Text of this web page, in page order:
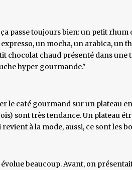
passe toujours bien: un petit
un mocha, un arabica, un
chocolat chaud présenté dans une
hyper gourmande."
le café gourmand sur un plateau
sont très tendance. Un plateau
revient à la mode, aussi, ce sont les
beaucoup. Avant, on